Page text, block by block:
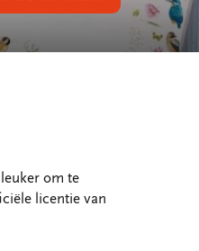
om te
licentie van